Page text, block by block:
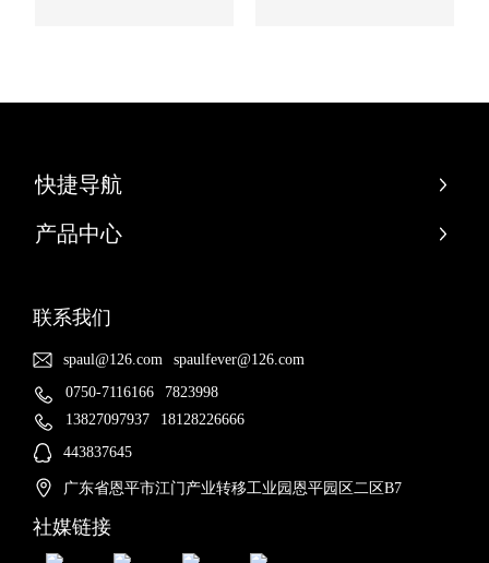
快捷导航
产品中心
联系我们
spaul@126.com
spaulfever@126.com
0750-7116166
7823998
13827097937
18128226666
443837645
广东省恩平市江门产业转移工业园恩平园区二区B7
社媒链接